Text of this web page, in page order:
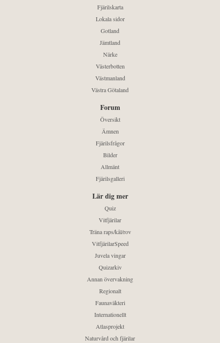
Fjärilskarta
Lokala sidor
Gotland
Jämtland
Närke
Västerbotten
Västmanland
Västra Götaland
Forum
Översikt
Ämnen
Fjärilsfrågor
Bilder
Allmänt
Fjärilsgalleri
Lär dig mer
Quiz
Vitfjärilar
Träna raps/kål/rov
VitfjärilarSpeed
Juvela vingar
Quizarkiv
Annan övervakning
Regionalt
Faunaväkteri
Internationellt
Atlasprojekt
Naturvård och fjärilar